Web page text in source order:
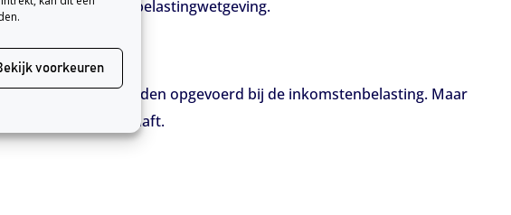
voorkeuren
gewijzigd in de belastingwetgeving.
als aftrekpost worden opgevoerd bij de inkomstenbelasting. Maar
regeling afgeschaft.